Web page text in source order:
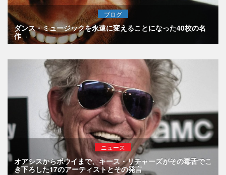
ブログ
ダンス・ミュージックを永遠に変えることになった40枚の名
作
ニュース
オアシスからボウイまで、キース・リチャーズがその毒舌でこ
き下ろした17のアーティストとその発言